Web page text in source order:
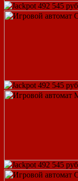
492 545
492 545
492 545